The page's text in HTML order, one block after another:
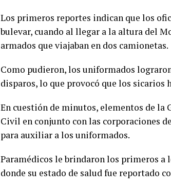
Los primeros reportes indican que los
bulevar, cuando al llegar a la altura del
armados que viajaban en dos camionetas.
Como pudieron, los uniformados
disparos, lo que provocó que los
En cuestión de minutos, elementos de la
Civil en conjunto con las corporaciones
para auxiliar a los uniformados.
Paramédicos le brindaron los primeros a
donde su estado de salud fue reportado